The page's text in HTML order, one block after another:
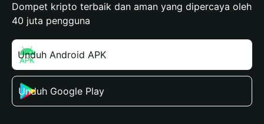
Dompet kripto terbaik dan aman yang dipercaya oleh
40 juta pengguna
Unduh Android APK
Unduh Google Play